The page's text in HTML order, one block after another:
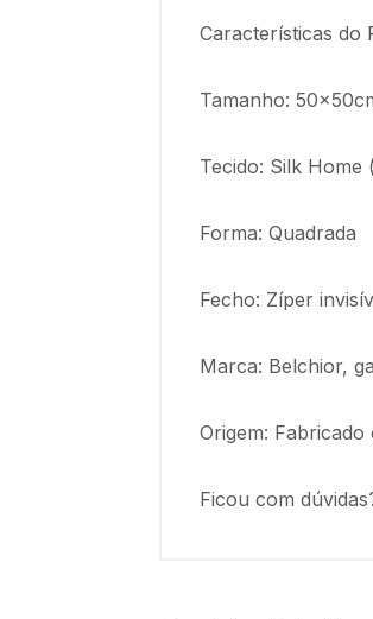
Características do
Tamanho:
Tecido: Silk Home
Forma: Quadrada
Fecho: Zíper
Marca: Belchior,
Origem:
Ficou com